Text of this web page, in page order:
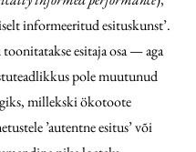
informeeritud esituskunst’.
esitaja osa — aga
pole muutunud
millekski ökotoote
’autentne esitus’ või